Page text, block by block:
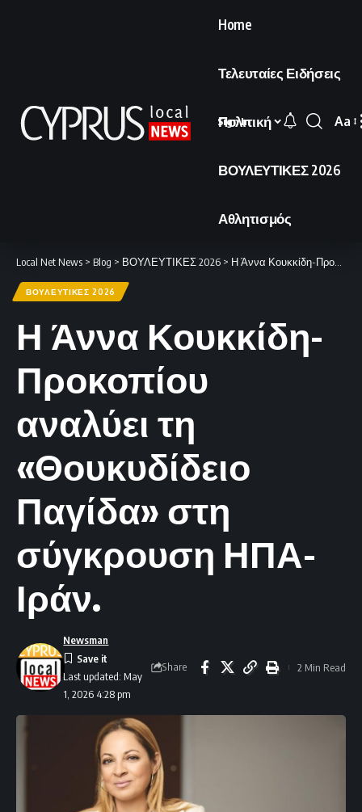
Home
Τελευταίες Ειδήσεις
Πολιτική
ΒΟΥΛΕΥΤΙΚΕΣ 2026
Αθλητισμός
Sign In
Font
Aa
Local Net News > Blog > ΒΟΥΛΕΥΤΙΚΕΣ 2026 > Η Άννα Κουκκίδη-Προκοπίου αναλύει τη «Θουκυδίδειο Παγίδα» στη σύγκρουση ΗΠΑ-Ιράν.
ΒΟΥΛΕΥΤΙΚΕΣ 2026
Η Άννα Κουκκίδη-
Προκοπίου
αναλύει τη
«Θουκυδίδειο
Παγίδα» στη
σύγκρουση ΗΠΑ-
Ιράν.
Last updated: May
1, 2026 4:28 pm
Newsman
Share 2 Min Read